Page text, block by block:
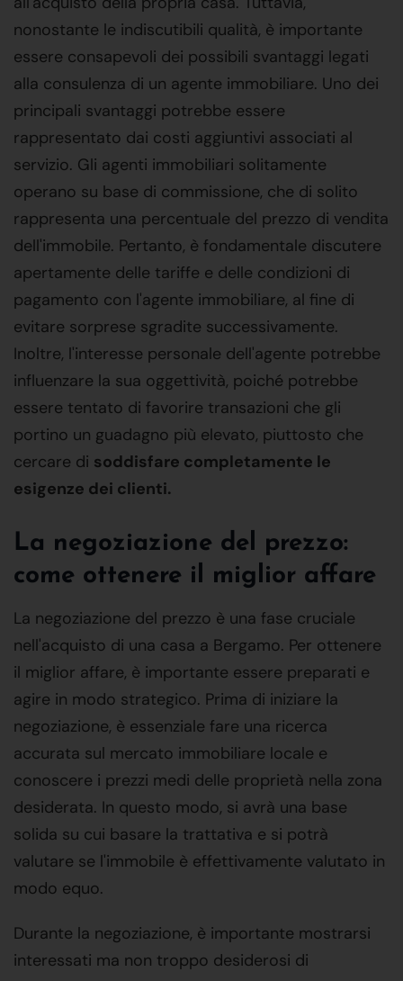
nonostante le indiscutibili qualità, è importante
essere consapevoli dei possibili svantaggi legati
alla consulenza di un agente immobiliare. Uno dei
principali svantaggi potrebbe essere
rappresentato dai costi aggiuntivi associati al
servizio. Gli agenti immobiliari solitamente
operano su base di commissione, che di solito
rappresenta una percentuale del prezzo di vendita
dell'immobile. Pertanto, è fondamentale discutere
apertamente delle tariffe e delle condizioni di
pagamento con l'agente immobiliare, al fine di
evitare sorprese sgradite successivamente.
Inoltre, l'interesse personale dell'agente potrebbe
influenzare la sua oggettività, poiché potrebbe
essere tentato di favorire transazioni che gli
portino un guadagno più elevato, piuttosto che
cercare di soddisfare completamente le
esigenze dei clienti.
La negoziazione del prezzo:
come ottenere il miglior affare
La negoziazione del prezzo è una fase cruciale
nell'acquisto di una casa a Bergamo. Per ottenere
il miglior affare, è importante essere preparati e
agire in modo strategico. Prima di iniziare la
negoziazione, è essenziale fare una ricerca
accurata sul mercato immobiliare locale e
conoscere i prezzi medi delle proprietà nella zona
desiderata. In questo modo, si avrà una base
solida su cui basare la trattativa e si potrà
valutare se l'immobile è effettivamente valutato in
modo equo.
Durante la negoziazione, è importante mostrarsi
interessati ma non troppo desiderosi di